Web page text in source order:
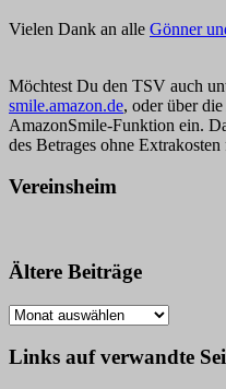
Vielen Dank an alle Gönner
Möchtest Du den TSV auch
smile.amazon.de, oder über
AmazonSmile-Funktion ein.
des Betrages ohne
Vereinsheim
Ältere Beiträge
Ältere
Links auf verwandte